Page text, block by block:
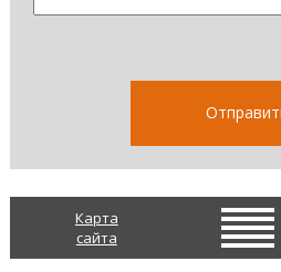
Карта
сайта